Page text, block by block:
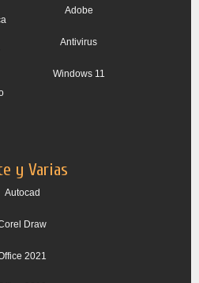
Adobe
Antivirus
Windows 11
y Varias
Autocad
Draw
2021